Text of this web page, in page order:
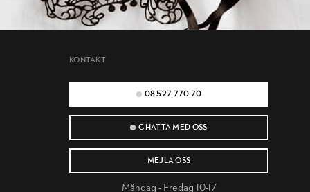
KONTAKT
08 527 770 70
CHATTA MED OSS
MEJLA OSS
Måndag - Fredag 10-17